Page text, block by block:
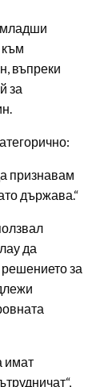
младши
въпреки
за
признавам
държава.“
да
за
имат